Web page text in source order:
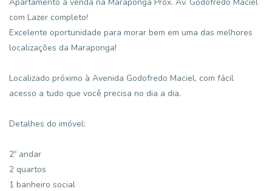
com Lazer completo!
Excelente oportunidade para morar bem em uma das melhores
localizações da Maraponga!
Localizado próximo à Avenida Godofredo Maciel, com fácil
acesso a tudo que você precisa no dia a dia.
Detalhes do imóvel:
2º andar
2 quartos
1 banheiro social